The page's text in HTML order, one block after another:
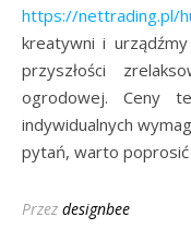
https://nettrading.pl/
kreatywni i
przyszłości
ogrodowej. Ceny
indywidualnych
pytań, warto
Przez designbee